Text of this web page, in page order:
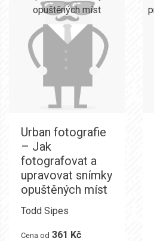
Urban fotografie
– Jak
fotografovat a
upravovat snímky
opuštěných míst
Todd Sipes
Cena od 361 Kč